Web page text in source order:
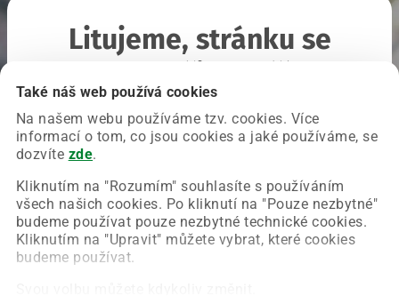
Také náš web používá cookies
Na našem webu používáme tzv. cookies. Více
informací o tom, co jsou cookies a jaké používáme, se
dozvíte zde.
Kliknutím na "Rozumím" souhlasíte s používáním
všech našich cookies. Po kliknutí na "Pouze nezbytné"
budeme používat pouze nezbytné technické cookies.
Kliknutím na "Upravit" můžete vybrat, které cookies
budeme používat.
Litujeme, stránku se
Chyba nastala na naší straně a už ji opravujeme.
Zkuste prosím znovu načíst požadovanou stránku.
Obnovit stránku Úvodní strana